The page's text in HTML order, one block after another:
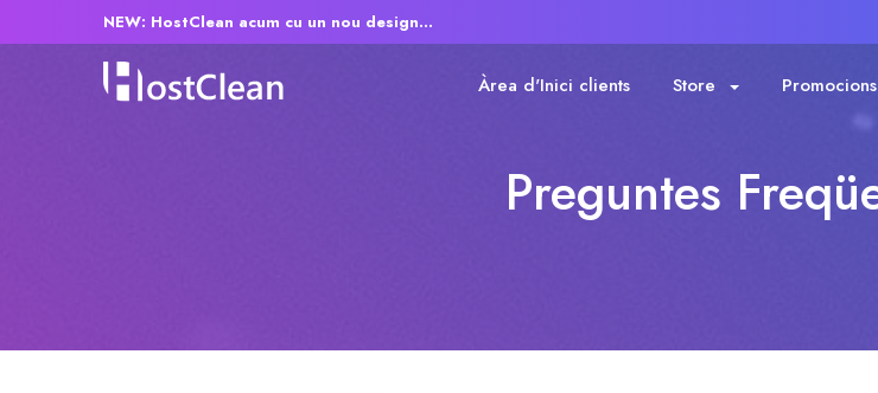
NEW: HostClean acum cu un nou design...
Àrea d'Inici clients Store Promocions
Preguntes